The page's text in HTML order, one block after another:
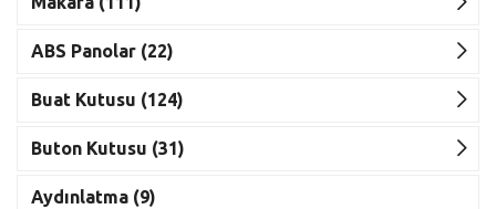
ABS Panolar (22)
Buat Kutusu (124)
Buton Kutusu (31)
Aydınlatma (9)